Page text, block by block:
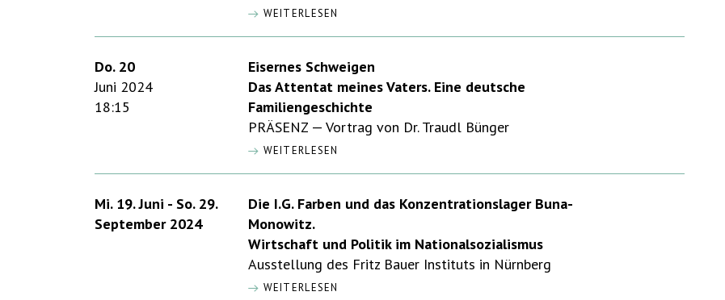
WEITERLESEN
Do. 20
Juni 2024
18:15
Eisernes Schweigen
Das Attentat meines Vaters. Eine deutsche
Familiengeschichte
PRÄSENZ — Vortrag von Dr. Traudl Bünger
WEITERLESEN
Mi. 19. Juni - So. 29.
September 2024
Die I.G. Farben und das Konzentrationslager Buna-
Monowitz.
Wirtschaft und Politik im Nationalsozialismus
Ausstellung des Fritz Bauer Instituts in Nürnberg
WEITERLESEN